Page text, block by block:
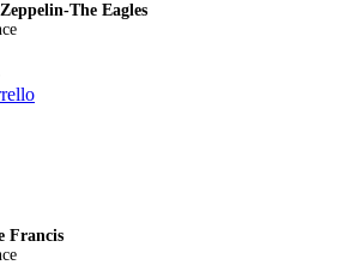
The Eagles
Francis